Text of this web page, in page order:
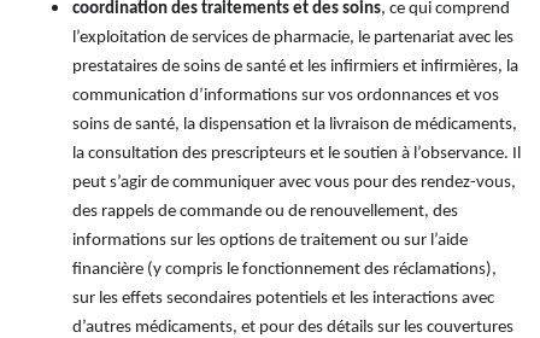
coordination des traitements et des soins, ce qui comprend
l’exploitation de services de pharmacie, le partenariat avec les
prestataires de soins de santé et les infirmiers et infirmières, la
communication d’informations sur vos ordonnances et vos
soins de santé, la dispensation et la livraison de médicaments,
la consultation des prescripteurs et le soutien à l’observance. Il
peut s’agir de communiquer avec vous pour des rendez-vous,
des rappels de commande ou de renouvellement, des
informations sur les options de traitement ou sur l’aide
financière (y compris le fonctionnement des réclamations),
sur les effets secondaires potentiels et les interactions avec
d’autres médicaments, et pour des détails sur les couvertures